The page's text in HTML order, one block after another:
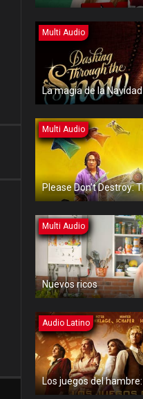
Multi Audio
La magia de la Navidad
Multi Audio
Multi Audio
Nuevos ricos
Audio Latino